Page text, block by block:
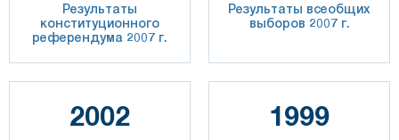
Результаты
конституционного
референдума 2007 г.
Результаты всеобщих
выборов 2007 г.
2002 1999